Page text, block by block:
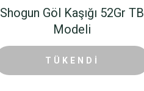
Shogun Göl Kaşığı 52Gr TB
Modeli
25,42 TL
TÜKENDİ